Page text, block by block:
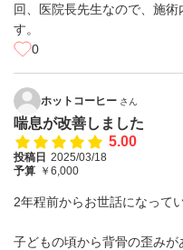
回、医院長先生なので、施
す。
0
ホットコーヒー さん
喘息が改善しました
5.00
投稿日 2025/03/18
予算 ￥6,000
2年程前からお世話になってい
子どもの頃から背骨の歪み